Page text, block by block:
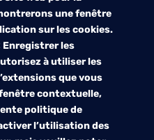
une fenêtre
sur les cookies.
Enregistrer les
à utiliser les
que vous
contextuelle,
politique de
l’utilisation des